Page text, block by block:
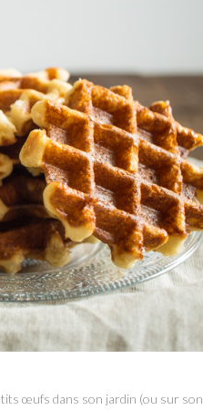
œufs dans son jardin (ou sur son